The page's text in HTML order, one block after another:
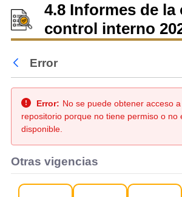
4.8 Informes de la
control interno
Atrás
Error
Error: No se puede obtener acceso
repositorio porque no tiene permiso o no
disponible.
Otras vigencias